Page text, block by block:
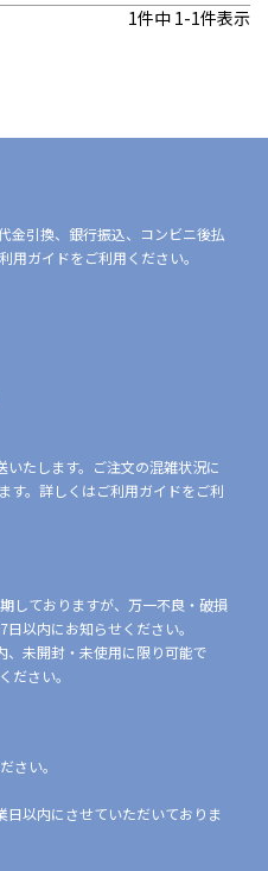
1件中 1-1件表示
金引換、銀行振込、コンビニ後払
用ガイドをご利用ください。
たします。ご注文の混雑状況に
す。詳しくはご利用ガイドをご利
しておりますが、万一不良・破損
以内にお知らせください。
未開封・未使用に限り可能で
ださい。
さい。
以内にさせていただいておりま